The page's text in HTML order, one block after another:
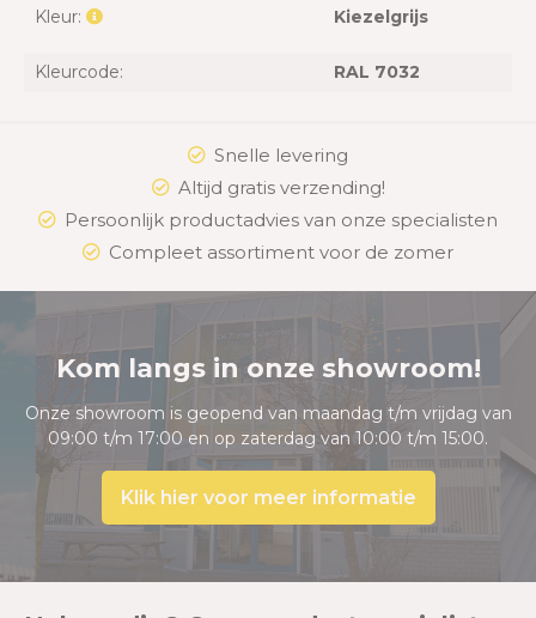
Kleur: Kiezelgrijs
Kleurcode: RAL 7032
Snelle levering
Altijd gratis verzending!
Persoonlijk productadvies van onze specialisten
Compleet assortiment voor de zomer
Kom langs in onze showroom!
Onze showroom is geopend van maandag t/m vrijdag van
09:00 t/m 17:00 en op zaterdag van 10:00 t/m 15:00.
Klik hier voor meer informatie